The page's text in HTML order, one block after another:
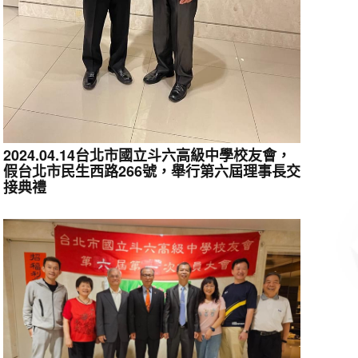
2024.04.14台北市國立斗六高級中學校友會，
假台北市民生西路266號，舉行第六屆理事長交
接典禮